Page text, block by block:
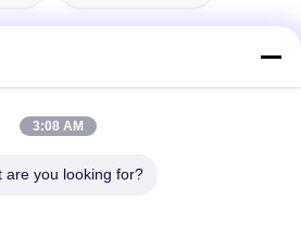
3:08 AM
are you looking for?